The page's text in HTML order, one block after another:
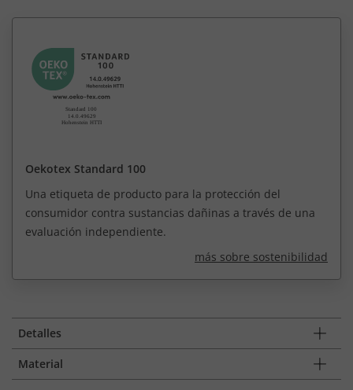
Oekotex Standard 100
Una etiqueta de producto para la protección del
consumidor contra sustancias dañinas a través de una
evaluación independiente.
más sobre sostenibilidad
Detalles
Material